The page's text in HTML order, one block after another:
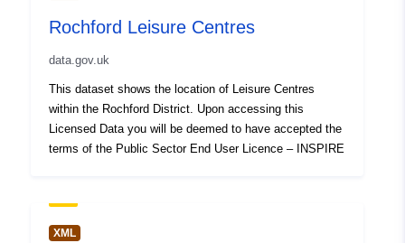
Rochford Leisure Centres
data.gov.uk
This dataset shows the location of Leisure Centres
within the Rochford District. Upon accessing this
Licensed Data you will be deemed to have accepted the
terms of the Public Sector End User Licence – INSPIRE
XML